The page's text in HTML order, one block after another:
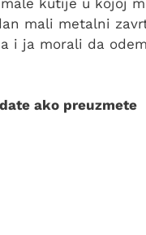
mali metalni
i ja morali da
ako preuzmete